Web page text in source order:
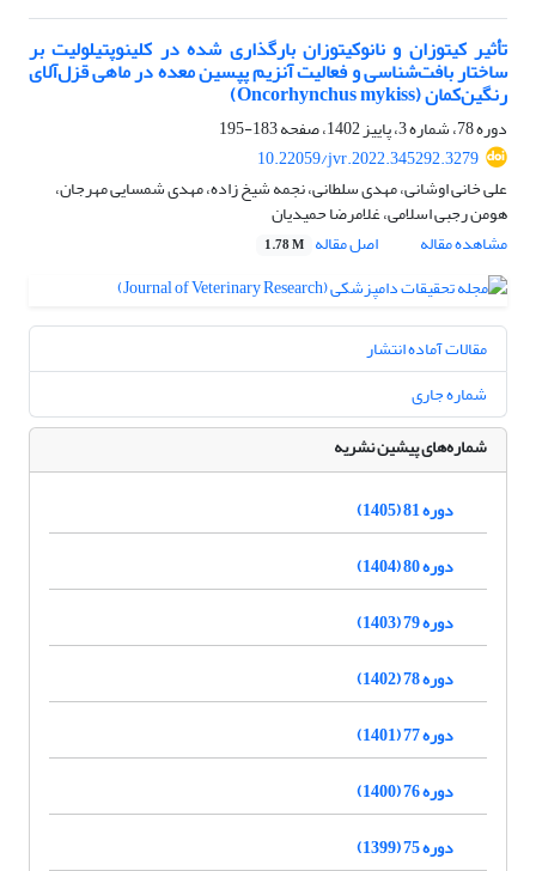
تأثیر کیتوزان و نانوکیتوزان بارگذاری شده در کلینوپتیلولیت بر
ساختار بافت‌شناسی و فعالیت آنزیم پپسین معده در ماهی قزل‌آلای
رنگین‌کمان (Oncorhynchus mykiss)
دوره 78، شماره 3، پاییز 1402، صفحه
183-195
10.22059/jvr.2022.345292.3279
علی خانی اوشانی، مهدی سلطانی، نجمه شیخ زاده، مهدی شمسایی مهرجان،
هومن رجبی اسلامی، غلامرضا حمیدیان
مشاهده مقاله
اصل مقاله 1.78 M
مقالات آماده انتشار
شماره جاری
شماره‌های پیشین نشریه
دوره 81 (1405)
دوره 80 (1404)
دوره 79 (1403)
دوره 78 (1402)
دوره 77 (1401)
دوره 76 (1400)
دوره 75 (1399)